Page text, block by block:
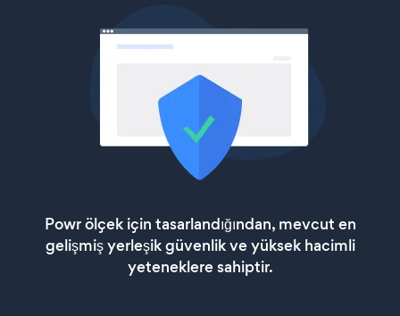
Powr ölçek için tasarlandığından, mevcut en
gelişmiş yerleşik güvenlik ve yüksek hacimli
yeteneklere sahiptir.